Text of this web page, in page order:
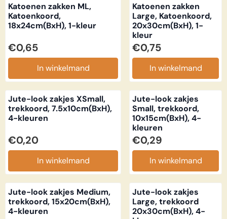
Katoenen zakken ML,
Katoenkoord,
18x24cm(BxH), 1-kleur
Prijs: 0,65
€0,65
In winkelmand
Katoenen zakken
Large, Katoenkoord,
20x30cm(BxH), 1-
kleur
Prijs: 0,75
€0,75
In winkelmand
Jute-look zakjes XSmall,
trekkoord, 7.5x10cm(BxH),
4-kleuren
Prijs: 0,20
€0,20
In winkelmand
Jute-look zakjes
Small, trekkoord,
10x15cm(BxH), 4-
kleuren
Prijs: 0,29
€0,29
In winkelmand
Jute-look zakjes Medium,
trekkoord, 15x20cm(BxH),
4-kleuren
Jute-look zakjes
Large, trekkoord
20x30cm(BxH), 4-